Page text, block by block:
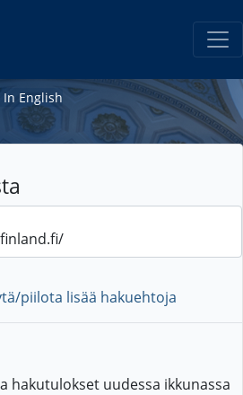
In English
piilota lisää hakuehtoja
hakutulokset uudessa ikkunassa